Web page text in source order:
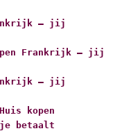
– jij
Frankrijk – jij
– jij
kopen
betaalt